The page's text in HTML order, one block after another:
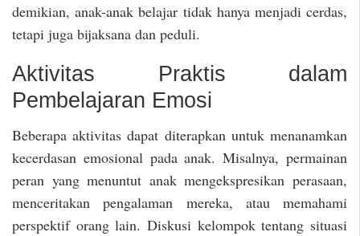
demikian, anak-anak belajar tidak hanya menjadi cerdas,
tetapi juga bijaksana dan peduli.
Aktivitas Praktis dalam
Pembelajaran Emosi
Beberapa aktivitas dapat diterapkan untuk menanamkan
kecerdasan emosional pada anak. Misalnya, permainan
peran yang menuntut anak mengekspresikan perasaan,
menceritakan pengalaman mereka, atau memahami
perspektif orang lain. Diskusi kelompok tentang situasi